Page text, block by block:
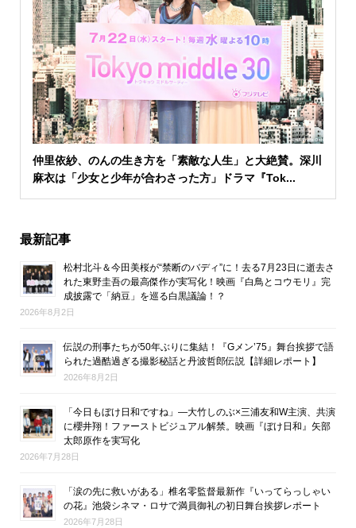
仲里依紗、のんの生き方を「素敵な人生」と大絶賛。深川
麻衣は「少女と少年が合わさった方」ドラマ『Tok...
最新記事
松村北斗＆今田美桜が“禁断のバディ”に！去る7月23日に逝去さ
れた東野圭吾の最高傑作が実写化！映画『白鳥とコウモリ』完
成披露で「納豆」を巡る白黒議論！？
2026年8月2日
伝説の刑事たちが50年ぶりに集結！『Gメン’75』舞台挨拶で語
られた過酷過ぎる撮影秘話と丹波哲郎伝説【詳細レポート】
2026年8月2日
「今日もぼけ日和ですね」―大竹しのぶ×三浦友和W主演、共演
に櫻井翔！ファーストビジュアル解禁。映画『ぼけ日和』矢部
太郎原作を実写化
2026年7月28日
「涙の先に救いがある」椎名零監督最新作『いってらっしゃい
の花』池袋シネマ・ロサで満員御礼の初日舞台挨拶レポート
2026年7月28日